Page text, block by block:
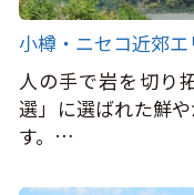
小樽・ニセコ近郊エ
人の手で岩を切り
選」に選ばれた鮮
す。…